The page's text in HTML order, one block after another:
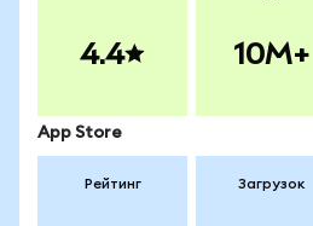
4.4 10M+
App Store
Рейтинг Загрузок